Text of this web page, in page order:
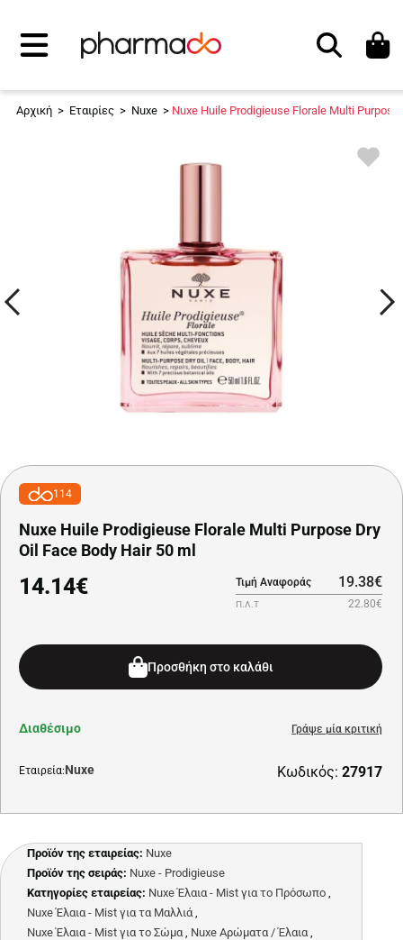
Αναζήτηση
Αρχική > Εταιρίες > Nuxe > Nuxe Huile Prodigieuse Florale Multi
114
Nuxe Huile Prodigieuse Florale Multi Purpose Dry
Oil Face Body Hair 50 ml
14.14€ Τιμή Αναφοράς 19.38€
Π.Λ.Τ 22.80€
Προσθήκη στο καλάθι
Εταιρεία:Nuxe Κωδικός: 27917
Διαθέσιμο Γράψε μία κριτική
Προϊόν της εταιρείας: Nuxe
Προϊόν της σειράς: Nuxe - Prodigieuse
Κατηγορίες εταιρείας: Nuxe Έλαια - Mist για το Πρόσωπο ,
Nuxe Έλαια - Mist για τα Μαλλιά,
Nuxe Έλαια - Mist για το Σώμα, Nuxe Αρώματα / Έλαια,